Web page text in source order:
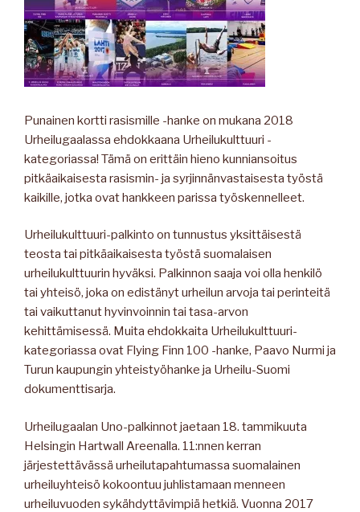
Punainen kortti rasismille -hanke on mukana 2018
Urheilugaalassa ehdokkaana Urheilukulttuuri -
kategoriassa! Tämä on erittäin hieno kunniansoitus
pitkäaikaisesta rasismin- ja syrjinnänvastaisesta työstä
kaikille, jotka ovat hankkeen parissa työskennelleet.
Urheilukulttuuri-palkinto on tunnustus yksittäisestä
teosta tai pitkäaikaisesta työstä suomalaisen
urheilukulttuurin hyväksi. Palkinnon saaja voi olla henkilö
tai yhteisö, joka on edistänyt urheilun arvoja tai perinteitä
tai vaikuttanut hyvinvoinnin tai tasa-arvon
kehittämisessä. Muita ehdokkaita Urheilukulttuuri-
kategoriassa ovat Flying Finn 100 -hanke, Paavo Nurmi ja
Turun kaupungin yhteistyöhanke ja Urheilu-Suomi
dokumenttisarja.
Urheilugaalan Uno-palkinnot jaetaan 18. tammikuuta
Helsingin Hartwall Areenalla. 11:nnen kerran
järjestettävässä urheilutapahtumassa suomalainen
urheiluyhteisö kokoontuu juhlistamaan menneen
urheiluvuoden sykähdyttävimpiä hetkiä. Vuonna 2017